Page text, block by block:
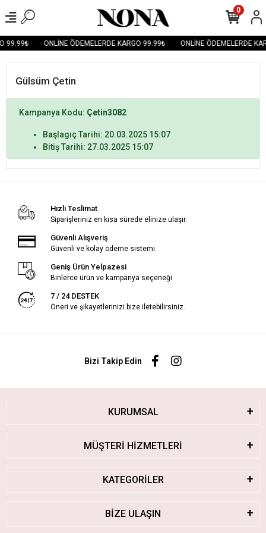
99.99₺ ONLİNE ÖDEMELERDE KARGO 99.99₺ ONLİNE ÖDEMELERDE
0
Gülsüm Çetin
Kampanya Kodu: Çetin3082
Başlagıç Tarihi: 20.03.2025 15:07
Bitiş Tarihi: 27.03.2025 15:07
Hızlı Teslimat
Siparişleriniz en kısa sürede elinize ulaşır.
Güvenli Alışveriş
Güvenli ve kolay ödeme sistemi
Geniş Ürün Yelpazesi
Binlerce ürün ve kampanya seçeneği
7 / 24 DESTEK
Öneri ve şikayetlerinizi bize iletebilirsiniz.
Bizi Takip Edin
KURUMSAL
MÜŞTERİ HİZMETLERİ
KATEGORİLER
BİZE ULAŞIN